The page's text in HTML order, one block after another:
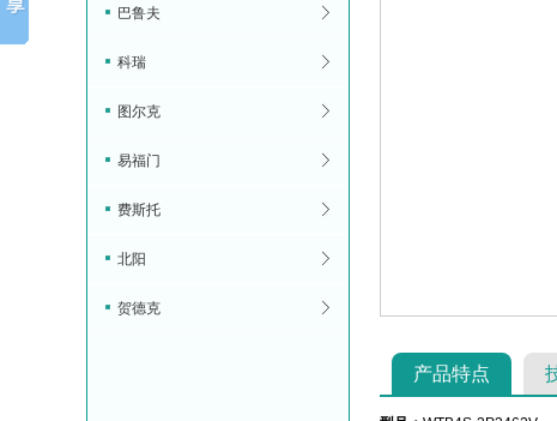
巴鲁夫
科瑞
图尔克
易福门
费斯托
北阳
贺德克
产品特点